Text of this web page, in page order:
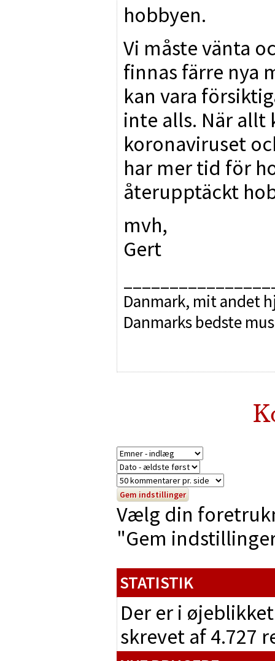
hobbyen.
Vi måste vänta
finnas färre nya
kan vara
inte alls. När
koronaviruset
har mer tid för
återupptäckt
mvh,
Gert
Danmark, mit andet
Danmarks bedste
Vælg din
"Gem
STATISTIK
Der er i
skrevet af 4.727